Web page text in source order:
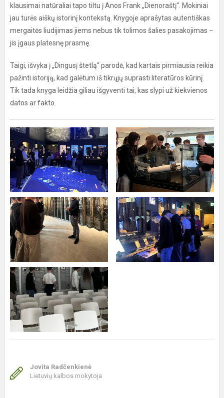
klausimai natūraliai tapo tiltu į Anos Frank „Dienoraštį“. Mokiniai
jau turės aiškų istorinį kontekstą. Knygoje aprašytas autentiškas
mergaitės liudijimas jiems nebus tik tolimos šalies pasakojimas –
jis įgaus platesnę prasmę.
Taigi, išvyka į „Dingusį štetlą“ parodė, kad kartais pirmiausia reikia
pažinti istoriją, kad galėtum iš tikrųjų suprasti literatūros kūrinį.
Tik tada knyga leidžia giliau išgyventi tai, kas slypi už kiekvienos
datos ar fakto.
Jovita Radčenkienė
Lietuvių kalbos mokytoja